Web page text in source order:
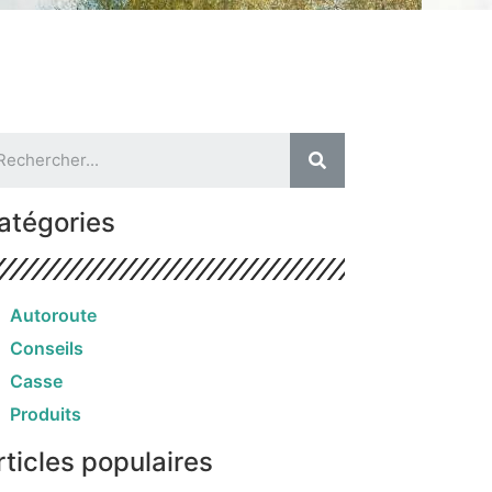
Autoroute
Conseils
Casse
Produits
populaires